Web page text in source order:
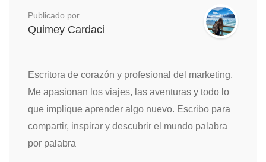
Publicado por
Quimey Cardaci
Escritora de corazón y profesional del marketing.
Me apasionan los viajes, las aventuras y todo lo
que implique aprender algo nuevo. Escribo para
compartir, inspirar y descubrir el mundo palabra
por palabra